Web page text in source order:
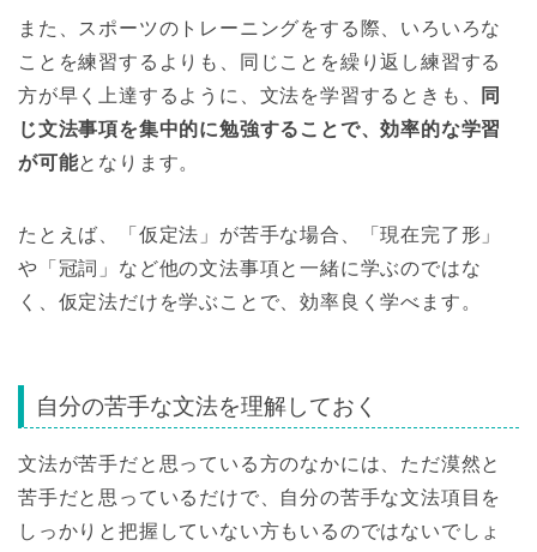
また、スポーツのトレーニングをする際、いろいろな
ことを練習するよりも、同じことを繰り返し練習する
方が早く上達するように、文法を学習するときも、
同
じ文法事項を集中的に勉強することで、効率的な学習
が可能となります。
たとえば、「仮定法」が苦手な場合、「現在完了形」
や「冠詞」など他の文法事項と一緒に学ぶのではな
く、仮定法だけを学ぶことで、効率良く学べます。
自分の苦手な文法を理解しておく
文法が苦手だと思っている方のなかには、ただ漠然と
苦手だと思っているだけで、自分の苦手な文法項目を
しっかりと把握していない方もいるのではないでしょ